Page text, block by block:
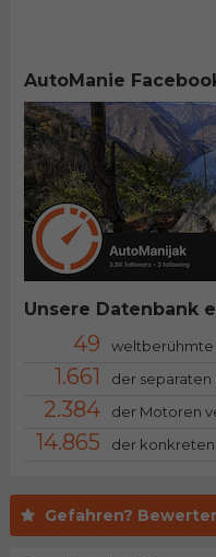
Gefahren?
AutoManie
Unsere Datenbank
49 weltberühmte
1.661 der
2.384 der Motoren
14.865 der